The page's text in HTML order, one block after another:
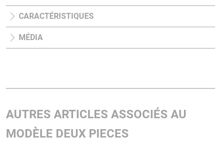
CARACTÉRISTIQUES
MÉDIA
AUTRES ARTICLES ASSOCIÉS AU
MODÈLE DEUX PIECES